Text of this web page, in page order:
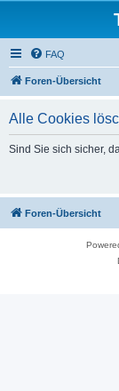
FAQ
Foren-Übersicht
Alle Cookies
Sind Sie sich sicher,
Foren-Übersicht